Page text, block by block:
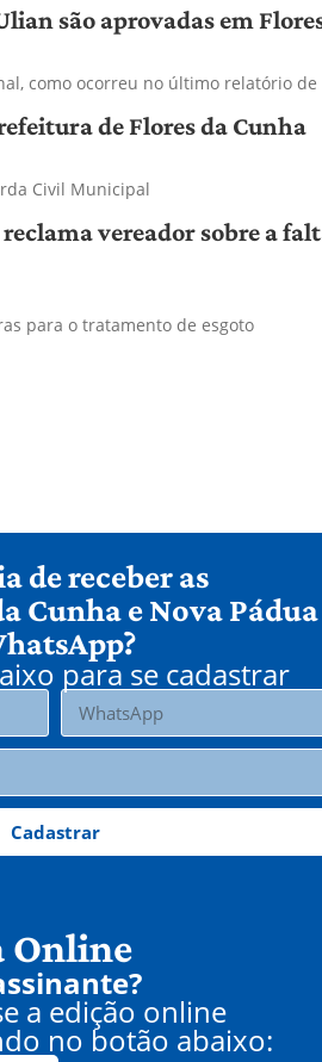
são aprovadas em
como ocorreu no último relatório de
de Flores da Cunha
Civil Municipal
vereador sobre a
para o tratamento de esgoto
de receber as
Cunha e Nova
para se cadastrar
Cadastrar
Online
a edição online
no botão abaixo: